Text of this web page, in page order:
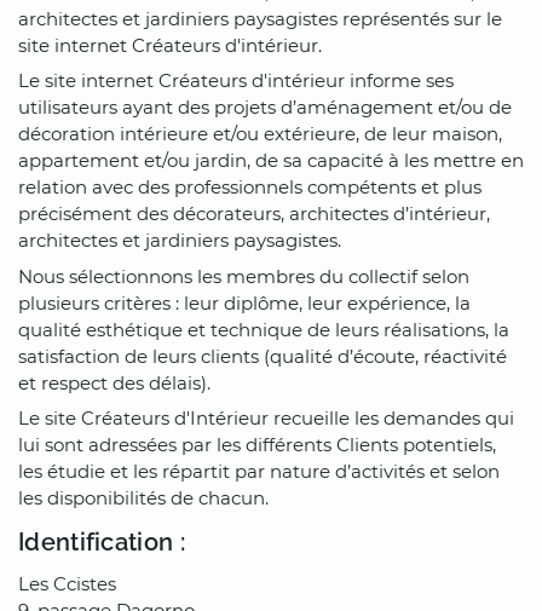
architectes et jardiniers paysagistes représentés sur le
site internet Créateurs d'intérieur.
Le site internet Créateurs d'intérieur informe ses
utilisateurs ayant des projets d’aménagement et/ou de
décoration intérieure et/ou extérieure, de leur maison,
appartement et/ou jardin, de sa capacité à les mettre en
relation avec des professionnels compétents et plus
précisément des décorateurs, architectes d’intérieur,
architectes et jardiniers paysagistes.
Nous sélectionnons les membres du collectif selon
plusieurs critères : leur diplôme, leur expérience, la
qualité esthétique et technique de leurs réalisations, la
satisfaction de leurs clients (qualité d’écoute, réactivité
et respect des délais).
Le site Créateurs d'Intérieur recueille les demandes qui
lui sont adressées par les différents Clients potentiels,
les étudie et les répartit par nature d’activités et selon
les disponibilités de chacun.
Identification :
Les Ccistes